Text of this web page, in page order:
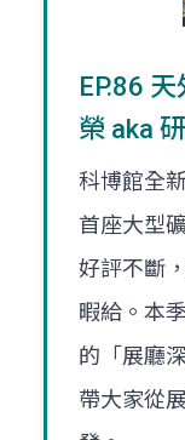
EP.86
榮 aka
科博館全
首座大型
好評不斷
暇給。本
的「展廳
帶大家從